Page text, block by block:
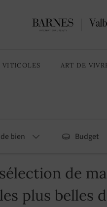
VITICOLES ART DE
bien Budget
de
plus belles